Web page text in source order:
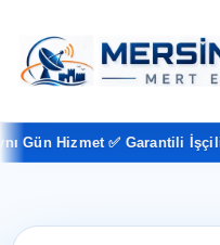
Gün Hizmet ✅ Garantili İşçilik